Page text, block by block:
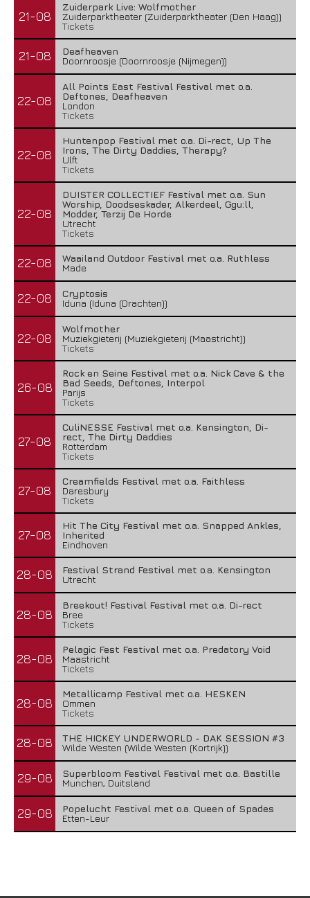
21-08
Zuiderpark Live: Wolfmother
Zuiderparktheater (Zuiderparktheater (Den Haag))
Tickets
21-08
Deafheaven
Doornroosje (Doornroosje (Nijmegen))
22-08
All Points East Festival Festival met o.a.
Deftones, Deafheaven
London
Tickets
22-08
Huntenpop Festival met o.a. Di-rect, Up The
Irons, The Dirty Daddies, Therapy?
Ulft
Tickets
22-08
DUISTER COLLECTIEF Festival met o.a. Sun
Worship, Doodseskader, Alkerdeel, Ggu:ll,
Modder, Terzij De Horde
Utrecht
Tickets
22-08
Waailand Outdoor Festival met o.a. Ruthless
Made
22-08
Cryptosis
Iduna (Iduna (Drachten))
22-08
Wolfmother
Muziekgieterij (Muziekgieterij (Maastricht))
Tickets
26-08
Rock en Seine Festival met o.a. Nick Cave & the
Bad Seeds, Deftones, Interpol
Parijs
Tickets
27-08
CuliNESSE Festival met o.a. Kensington, Di-
rect, The Dirty Daddies
Rotterdam
Tickets
27-08
Creamfields Festival met o.a. Faithless
Daresbury
Tickets
27-08
Hit The City Festival met o.a. Snapped Ankles,
Inherited
Eindhoven
28-08
Festival Strand Festival met o.a. Kensington
Utrecht
28-08
Breekout! Festival Festival met o.a. Di-rect
Bree
Tickets
28-08
Pelagic Fest Festival met o.a. Predatory Void
Maastricht
Tickets
28-08
Metallicamp Festival met o.a. HESKEN
Ommen
Tickets
28-08
THE HICKEY UNDERWORLD - DAK SESSION #3
Wilde Westen (Wilde Westen (Kortrijk))
29-08
Superbloom Festival Festival met o.a. Bastille
Munchen, Duitsland
29-08
Popelucht Festival met o.a. Queen of Spades
Etten-Leur